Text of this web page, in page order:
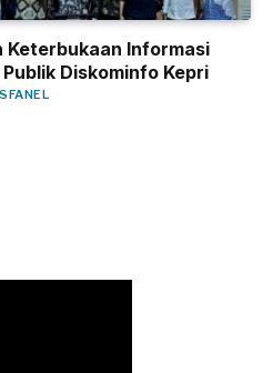
Keterbukaan Informasi
Diskominfo Kepri